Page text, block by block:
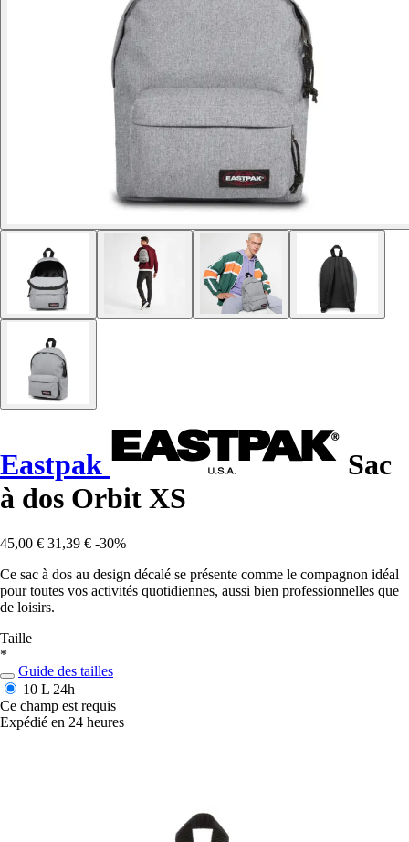
Eastpak
Sac
à dos Orbit XS
45,00 € 31,39 € -30%
Ce sac à dos au design décalé se présente comme le compagnon idéal
pour toutes vos activités quotidiennes, aussi bien professionnelles que
de loisirs.
Taille
*
Guide des tailles
10 L 24h
Ce champ est requis
Expédié en 24 heures